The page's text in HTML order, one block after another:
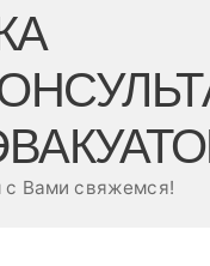
с Вами свяжемся!